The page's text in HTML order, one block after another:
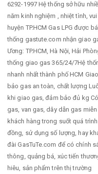
6292-1997 Hệ thống sở hữu
năm kinh nghiệm , nhiệt tình,
huyện TP.HCM Gas LPG được
thống gastute.com nhận giao
Ương: TP.HCM, Hà Nội, Hải
thống giao gas 365/24/7​Hệ
nhanh nhất thành phố HCM
bảo gas an toàn, chất lượng
khi giao gas, đảm bảo đủ kg
gas, van gas, dây dẫn gas
khách hàng trong suốt quá
đồng, sử dụng số lượng, hay
đài GasTuTe.com để có chính
thông, quảng bá, xúc tiến
hiêu, sản phẩm trên thị trường